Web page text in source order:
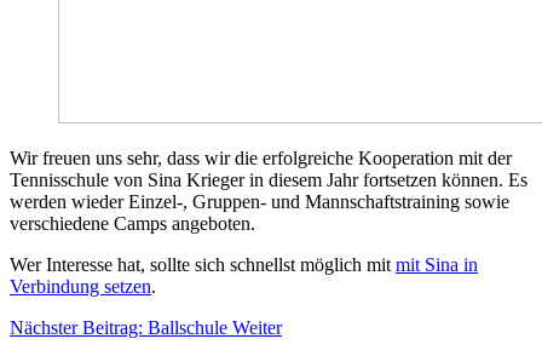
Wir freuen uns sehr, dass wir die erfolgreiche Kooperation mit der
Tennisschule von Sina Krieger in diesem Jahr fortsetzen können. Es
werden wieder Einzel-, Gruppen- und Mannschaftstraining sowie
verschiedene Camps angeboten.
Wer Interesse hat, sollte sich schnellst möglich mit mit Sina in
Verbindung setzen.
Nächster Beitrag: Ballschule Weiter